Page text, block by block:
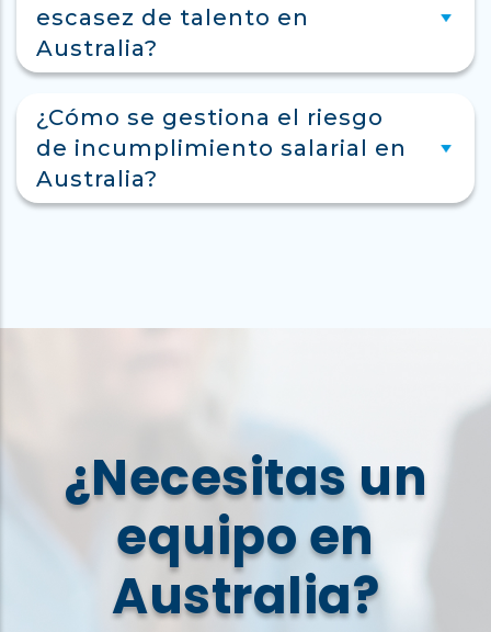
escasez de talento en
Australia?
¿Cómo se gestiona el riesgo
de incumplimiento salarial en
Australia?
¿Necesitas un
equipo en
Australia?